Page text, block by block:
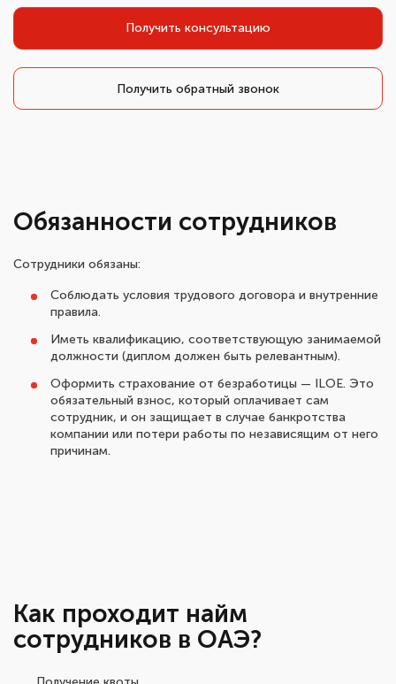
Получить консультацию
Получить обратный звонок
Обязанности сотрудников
Сотрудники обязаны:
Соблюдать условия трудового договора и внутренние
правила.
Иметь квалификацию, соответствующую занимаемой
должности (диплом должен быть релевантным).
Оформить страхование от безработицы — ILOE. Это
обязательный взнос, который оплачивает сам
сотрудник, и он защищает в случае банкротства
компании или потери работы по независящим от него
причинам.
Как проходит найм
сотрудников в ОАЭ?